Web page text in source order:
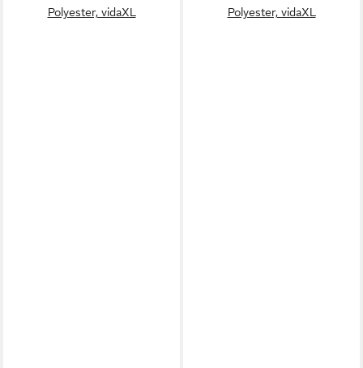
Polyester, vidaXL
Polyester, vidaXL